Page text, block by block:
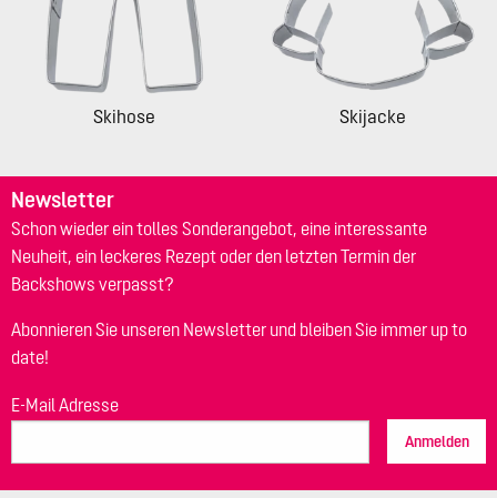
Skihose Skijacke
Newsletter
Schon wieder ein tolles Sonderangebot, eine interessante
Neuheit, ein leckeres Rezept oder den letzten Termin der
Backshows verpasst?
Abonnieren Sie unseren Newsletter und bleiben Sie immer up to
date!
E-Mail Adresse
Anmelden